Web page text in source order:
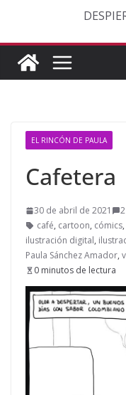
EL RINCÓN DE PAULA
Cafetera
30 de abril de 2021
café, cartoon, cómics,
ilustración digital,
Paula Sánchez Amador,
0 minutos de lectura